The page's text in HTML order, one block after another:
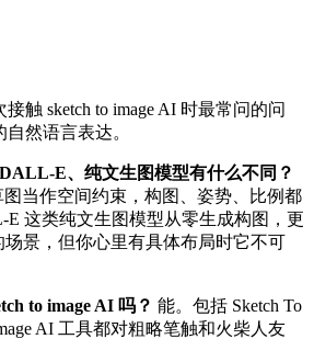
触 sketch to image AI 时最常问的问
然语言表达。
E、纯文生图模型有什么不同？
图当作空间约束，构图、姿势、比例都
这类纯文生图模型从零生成构图，更
景，但你心里有具体布局时它不可
to image AI 吗？ 能。包括 Sketch To
AI 工具都对粗略笔触和火柴人友